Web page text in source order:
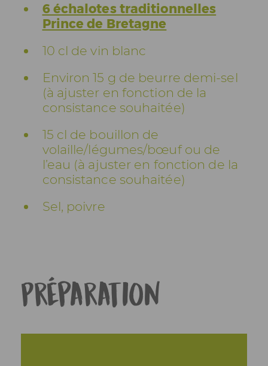
6 échalotes traditionnelles
Prince de Bretagne
10 cl de vin blanc
Environ 15 g de beurre demi-sel
(à ajuster en fonction de la
consistance souhaitée)
15 cl de bouillon de
volaille/légumes/bœuf ou de
l’eau (à ajuster en fonction de la
consistance souhaitée)
Sel, poivre
Préparation